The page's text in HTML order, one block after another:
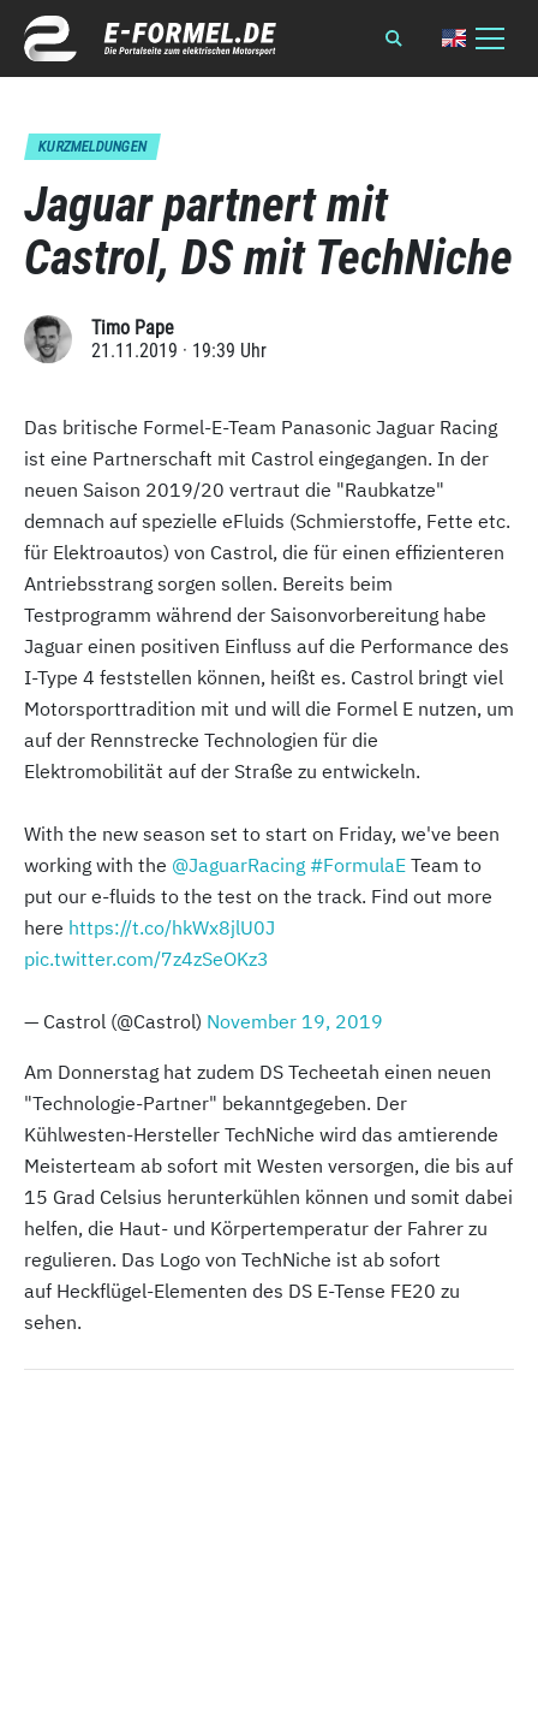
KURZMELDUNGEN
Jaguar partnert mit
Castrol, DS mit TechNiche
Timo Pape
21.11.2019 · 19:39 Uhr
Das britische Formel-E-Team Panasonic Jaguar Racing
ist eine Partnerschaft mit Castrol eingegangen. In der
neuen Saison 2019/20 vertraut die "Raubkatze"
demnach auf spezielle eFluids (Schmierstoffe, Fette etc.
für Elektroautos) von Castrol, die für einen effizienteren
Antriebsstrang sorgen sollen. Bereits beim
Testprogramm während der Saisonvorbereitung habe
Jaguar einen positiven Einfluss auf die Performance des
I-Type 4 feststellen können, heißt es. Castrol bringt viel
Motorsporttradition mit und will die Formel E nutzen, um
auf der Rennstrecke Technologien für die
Elektromobilität auf der Straße zu entwickeln.
With the new season set to start on Friday, we've been
working with the @JaguarRacing #FormulaE Team to
put our e-fluids to the test on the track. Find out more
here https://t.co/hkWx8jlU0J
pic.twitter.com/7z4zSeOKz3
— Castrol (@Castrol) November 19, 2019
Am Donnerstag hat zudem DS Techeetah einen neuen
"Technologie-Partner" bekanntgegeben. Der
Kühlwesten-Hersteller TechNiche wird das amtierende
Meisterteam ab sofort mit Westen versorgen, die bis auf
15 Grad Celsius herunterkühlen können und somit dabei
helfen, die Haut- und Körpertemperatur der Fahrer zu
regulieren. Das Logo von TechNiche ist ab sofort
auf Heckflügel-Elementen des DS E-Tense FE20 zu
sehen.